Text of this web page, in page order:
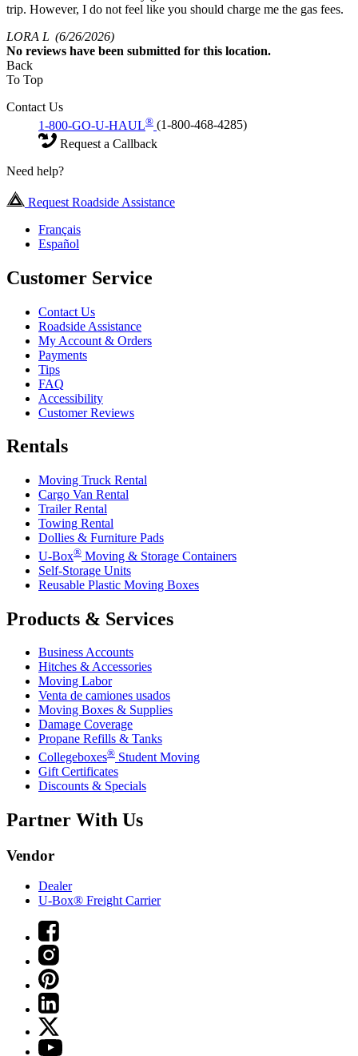
trip. However, I do not feel like you should charge me the gas fees.
LORA L (6/26/2026)
No reviews have been submitted for this location.
Back
To Top
Contact Us
1-800-GO-U-HAUL® (1-800-468-4285)
Request a Callback
Need help?
Request Roadside Assistance
Français
Español
Customer Service
Contact Us
Roadside Assistance
My Account & Orders
Payments
Tips
FAQ
Accessibility
Customer Reviews
Rentals
Moving Truck Rental
Cargo Van Rental
Trailer Rental
Towing Rental
Dollies & Furniture Pads
U-Box® Moving & Storage Containers
Self-Storage Units
Reusable Plastic Moving Boxes
Products & Services
Business Accounts
Hitches & Accessories
Moving Labor
Venta de camiones usados
Moving Boxes & Supplies
Damage Coverage
Propane Refills & Tanks
Collegeboxes® Student Moving
Gift Certificates
Discounts & Specials
Partner With Us
Vendor
Dealer
U-Box® Freight Carrier